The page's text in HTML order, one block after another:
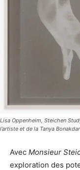
Lisa Oppenheim, Steichen
l’artiste et de la Tanya
Avec Monsieur
exploration des